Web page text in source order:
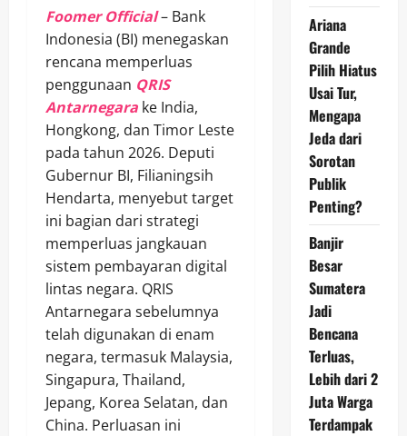
Foomer Official– Bank
Indonesia (BI) menegaskan
rencana memperluas
penggunaan QRIS
Antarnegara ke India,
Hongkong, dan Timor Leste
pada tahun 2026. Deputi
Gubernur BI, Filianingsih
Hendarta, menyebut target
ini bagian dari strategi
memperluas jangkauan
sistem pembayaran digital
lintas negara. QRIS
Antarnegara sebelumnya
telah digunakan di enam
negara, termasuk Malaysia,
Singapura, Thailand,
Jepang, Korea Selatan, dan
China. Perluasan ini
Ariana
Grande
Pilih Hiatus
Usai Tur,
Mengapa
Jeda dari
Sorotan
Publik
Penting?
Banjir
Besar
Sumatera
Jadi
Bencana
Terluas,
Lebih dari 2
Juta Warga
Terdampak